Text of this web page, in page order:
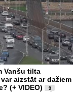
Vanšu tilta
aizstāt ar dažiem
(+ VIDEO)
9